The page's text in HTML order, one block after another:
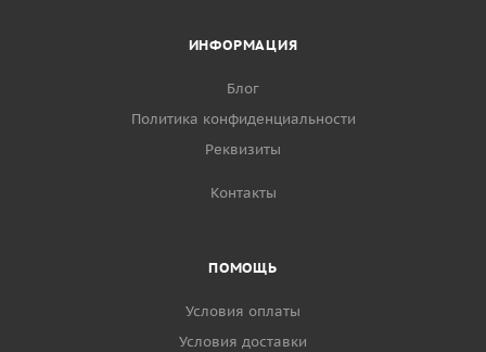
ИНФОРМАЦИЯ
Блог
Политика конфиденциальности
Реквизиты
Контакты
ПОМОЩЬ
Условия оплаты
Условия доставки